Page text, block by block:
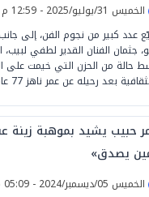
الخميس 31/يوليو/2025 - 12:59 م
عدد كبير من نجوم الفن، إلى جانب
جثمان الفنان القدير لطفي
حالة من الحزن التي خيمت على
بعد رحيله عن عمر ناهز 77 عامًا.
حبيب يشيد بموهبة زينة
يصدق»
الخميس 05/ديسمبر/2024 - 05:09 م